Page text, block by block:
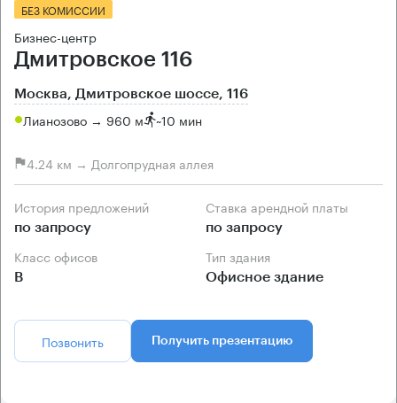
БЕЗ КОМИССИИ
Бизнес-центр
Дмитровское 116
Москва, Дмитровское шоссе, 116
Лианозово → 960 м ~10 мин
4.24 км → Долгопрудная аллея
История предложений
по запросу
Ставка арендной платы
по запросу
Класс офисов
B
Тип здания
Офисное здание
Позвонить Получить презентацию